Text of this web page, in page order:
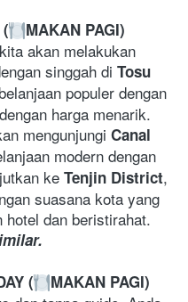
MAKAN PAGI)
akan melakukan
singgah di Tosu
populer dengan
harga menarik.
mengunjungi Canal
modern dengan
ke Tenjin District,
suasana kota yang
dan beristirahat.
(
MAKAN PAGI)